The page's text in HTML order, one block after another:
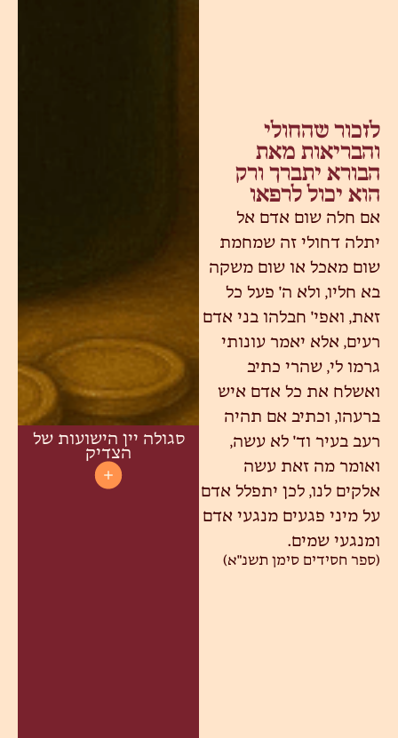
לזכור שהחולי
והבריאות מאת
הבורא יתברך ורק
הוא יכול לרפאו
אם חלה שום אדם אל
יתלה דחולי זה שמחמת
שום מאכל או שום משקה
בא חליו, ולא ה' פעל כל
זאת, ואפי' חבלהו בני אדם
רעים, אלא יאמר עונותי
גרמו לי, שהרי כתיב
ואשלח את כל אדם איש
ברעהו, וכתיב אם תהיה
רעב בעיר וד' לא עשה,
ואומר מה זאת עשה
אלקים לנו, לכן יתפלל אדם
על מיני פגעים מנגעי אדם
ומנגעי שמים.
(ספר חסידים סימן תשנ"א)
סגולה יין הישועות של
הצדיק